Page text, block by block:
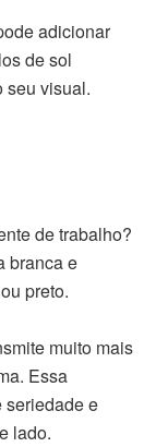
adicionar
de sol
seu visual.
de trabalho?
branca e
preto.
muito mais
Essa
seriedade e
lado.